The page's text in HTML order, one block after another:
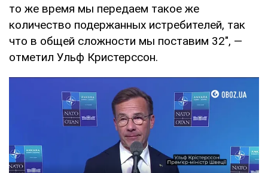
то же время мы передаем такое же
количество подержанных истребителей, так
что в общей сложности мы поставим 32", —
отметил Ульф Кристерссон.